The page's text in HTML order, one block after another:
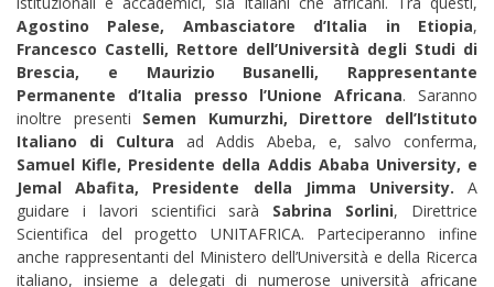
Agostino Palese, Ambasciatore d’Italia in Etiopia,
Francesco Castelli, Rettore dell’Università degli Studi di
Brescia, e Maurizio Busanelli, Rappresentante
Permanente d’Italia presso l’Unione Africana. Saranno
inoltre presenti Semen Kumurzhi, Direttore dell’Istituto
Italiano di Cultura ad Addis Abeba, e, salvo conferma,
Samuel Kifle, Presidente della Addis Ababa University, e
Jemal Abafita, Presidente della Jimma University. A
guidare i lavori scientifici sarà Sabrina Sorlini, Direttrice
Scientifica del progetto UNITAFRICA. Parteciperanno infine
anche rappresentanti del Ministero dell’Università e della Ricerca
italiano, insieme a delegati di numerose università africane